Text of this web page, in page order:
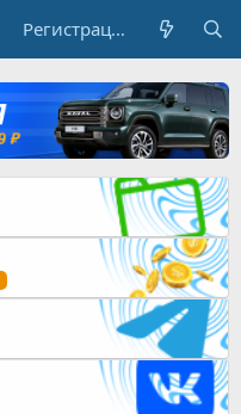
Регистрация